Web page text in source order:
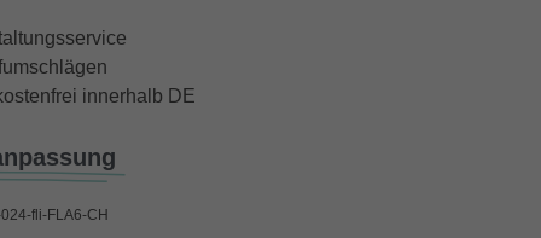
innerhalb DE
fli-FLA6-CH